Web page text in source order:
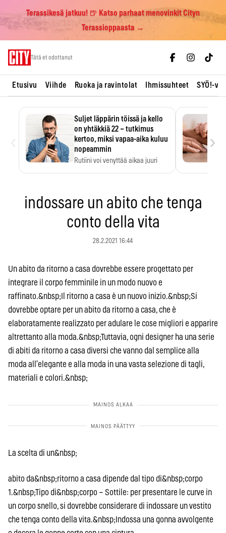
Terassikesä jatkuu! 🍺 Katso parhaat menovinkit Cityn
Terassioppaasta →
Tätä et odottanut
Etusivu Viihde Ruoka ja ravintolat Ihmissuhteet SYÖ!-
Suljet läppärin töissä ja kello
on yhtäkkiä 22 – tutkimus
kertoo, miksi vapaa-aika kuluu
nopeammin
Rutiini voi venyttää aikaa juuri
›
indossare un abito che tenga
conto della vita
28.2.2021 16:44
Un abito da ritorno a casa dovrebbe essere progettato per
integrare il corpo femminile in un modo nuovo e
raffinato.&nbsp;Il ritorno a casa è un nuovo inizio.&nbsp;Si
dovrebbe optare per un abito da ritorno a casa, che è
elaboratamente realizzato per adulare le cose migliori e apparire
altrettanto alla moda.&nbsp;Tuttavia, ogni designer ha una serie
di abiti da ritorno a casa diversi che vanno dal semplice alla
moda all’elegante e alla moda in una vasta selezione di tagli,
materiali e colori.&nbsp;
La scelta di un&nbsp;
abito da&nbsp;ritorno a casa dipende dal tipo di&nbsp;corpo
1.&nbsp;Tipo di&nbsp;corpo – Sottile: per presentare le curve in
un corpo snello, si dovrebbe considerare di indossare un vestito
che tenga conto della vita.&nbsp;Indossa una gonna avvolgente